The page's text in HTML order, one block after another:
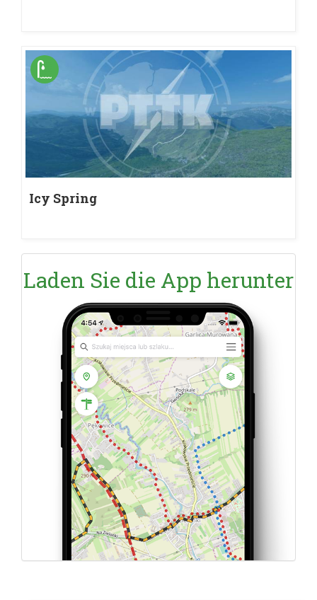
Icy Spring
Laden Sie die App herunter